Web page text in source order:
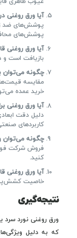
آیا ورق روغنی
پوشش‌های ضد
پوشش‌های
آیا ورق روغنی
بازیافت است و
چگونه می‌توان
مقایسه قیمت‌ها
خرید عمده
آیا ورق روغنی
دلیل دقت
کاربردهای
چگونه می‌توان
فروش شرکت
کنید.
آیا ورق روغنی
خاصیت
نتیجه‌گیری
ورق روغنی نورد
که به دلیل